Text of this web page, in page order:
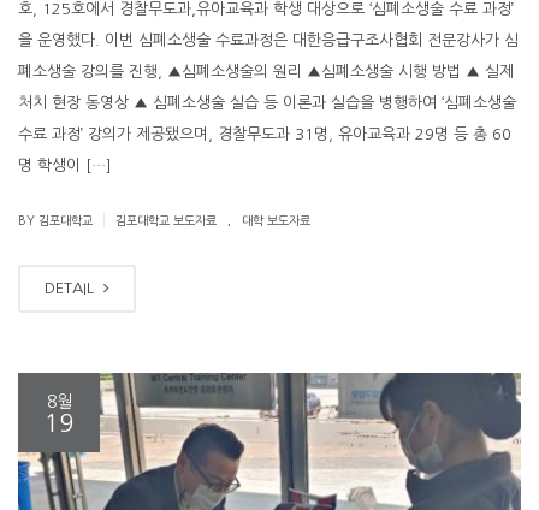
호, 125호에서 경찰무도과,유아교육과 학생 대상으로 ‘심폐소생술 수료 과정’
을 운영했다. 이번 심폐소생술 수료과정은 대한응급구조사협회 전문강사가 심
폐소생술 강의를 진행, ▲심폐소생술의 원리 ▲심폐소생술 시행 방법 ▲ 실제
처치 현장 동영상 ▲ 심폐소생술 실습 등 이론과 실습을 병행하여 ‘심폐소생술
수료 과정’ 강의가 제공됐으며, 경찰무도과 31명, 유아교육과 29명 등 총 60
명 학생이 […]
BY 김포대학교 김포대학교 보도자료 대학 보도자료
DETAIL
8월
19